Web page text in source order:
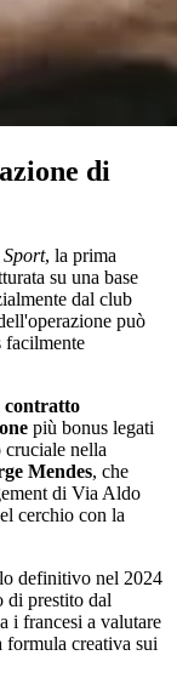
di
, la prima
su una base
dal club
può
facilmente
contratto
più bonus legati
cruciale nella
Mendes, che
di Via Aldo
cerchio con la
definitivo nel 2024
di prestito dal
i francesi a valutare
formula creativa sui